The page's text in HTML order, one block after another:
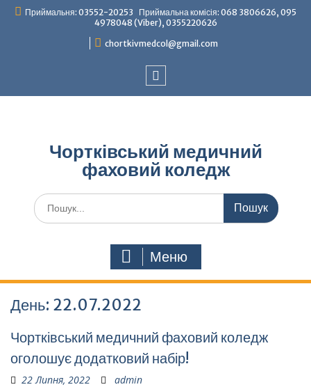
ПерейтиПриймальня: 03552-20253 Приймальна комісія: 068 3806626, 095
4978048 (Viber), 0355220626
chortkivmedcol@gmail.com
Чортківський медичний
фаховий коледж
Шукати:
Меню
День: 22.07.2022
Чортківський медичний фаховий коледж
оголошує додатковий набір!
22 Липня, 2022 admin